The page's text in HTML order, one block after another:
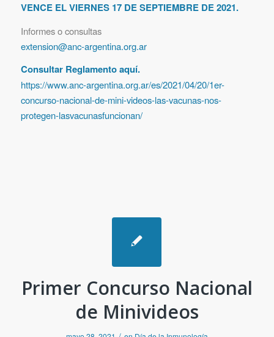
VENCE EL VIERNES 17 DE SEPTIEMBRE DE 2021.
Informes o consultas
extension@anc-argentina.org.ar
Consultar Reglamento aquí.
https://www.anc-argentina.org.ar/es/2021/04/20/1er-
concurso-nacional-de-mini-videos-las-vacunas-nos-
protegen-lasvacunasfuncionan/
Primer Concurso Nacional
de Minivideos